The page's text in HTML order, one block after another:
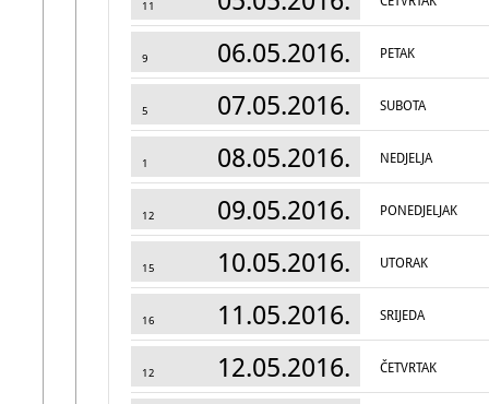
11
9 06.05.2016. PETAK
5 07.05.2016. SUBOTA
1 08.05.2016. NEDJELJA
12 09.05.2016. PONEDJELJAK
15 10.05.2016. UTORAK
16 11.05.2016. SRIJEDA
12 12.05.2016. ČETVRTAK